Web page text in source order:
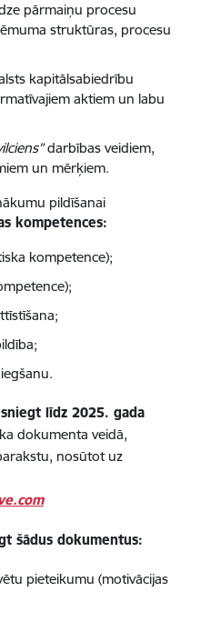
pārmaiņu procesu
struktūras, procesu
kapitālsabiedrību
aktiem un labu
darbības veidiem,
un mērķiem.
pildīšanai
kompetences:
kompetence);
līdz 2025. gada
dokumenta veidā,
nosūtot uz
šādus dokumentus:
pieteikumu (motivācijas